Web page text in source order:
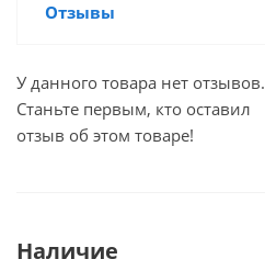
Отзывы
У данного товара нет отзывов.
Станьте первым, кто оставил
отзыв об этом товаре!
Наличие